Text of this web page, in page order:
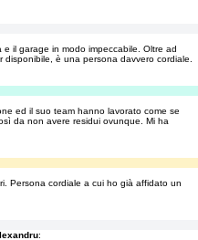
il garage in modo impeccabile. Oltre ad
è una persona davvero cordiale.
ed il suo team hanno lavorato come se
da non avere residui ovunque. Mi ha
Persona cordiale a cui ho già affidato un
: